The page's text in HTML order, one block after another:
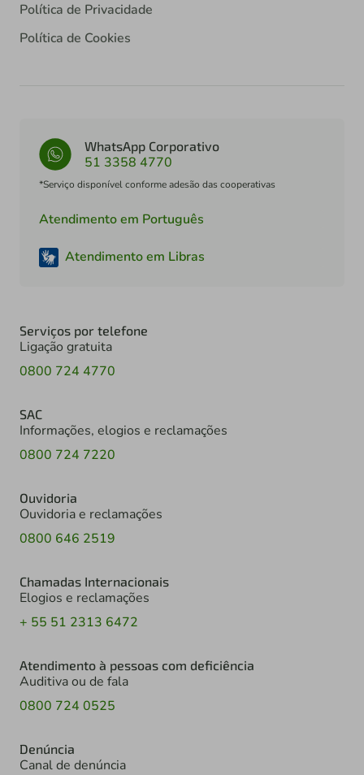
Política de Privacidade
Política de Cookies
WhatsApp Corporativo
51 3358 4770
*Serviço disponível conforme adesão das cooperativas
Atendimento em Português
Atendimento em Libras
Serviços por telefone
Ligação gratuita
0800 724 4770
SAC
Informações, elogios e reclamações
0800 724 7220
Ouvidoria
Ouvidoria e reclamações
0800 646 2519
Chamadas Internacionais
Elogios e reclamações
+ 55 51 2313 6472
Atendimento à pessoas com deficiência
Auditiva ou de fala
0800 724 0525
Denúncia
Canal de denúncia